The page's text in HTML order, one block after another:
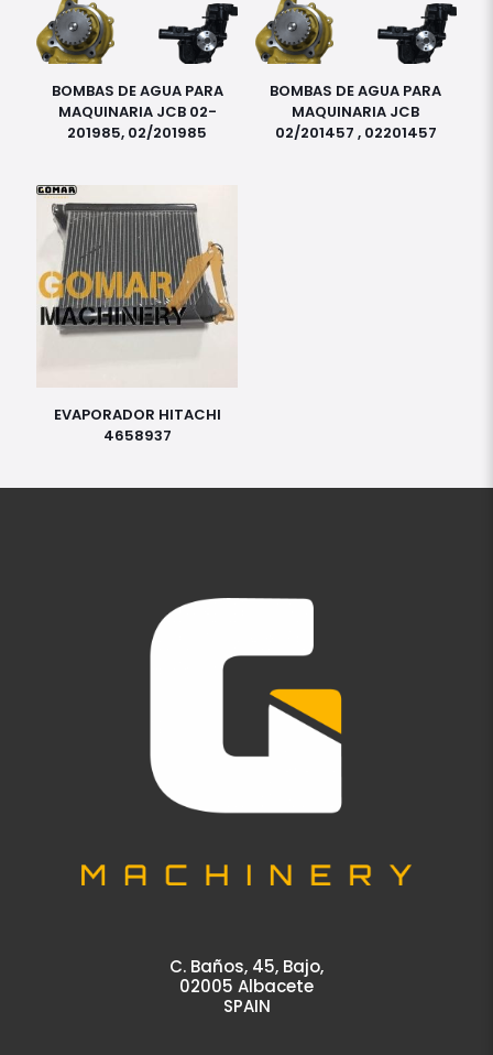
BOMBAS DE AGUA PARA
MAQUINARIA JCB 02-
201985, 02/201985
BOMBAS DE AGUA PARA
MAQUINARIA JCB
02/201457 , 02201457
EVAPORADOR HITACHI
4658937
C. Baños, 45, Bajo,
02005 Albacete
SPAIN